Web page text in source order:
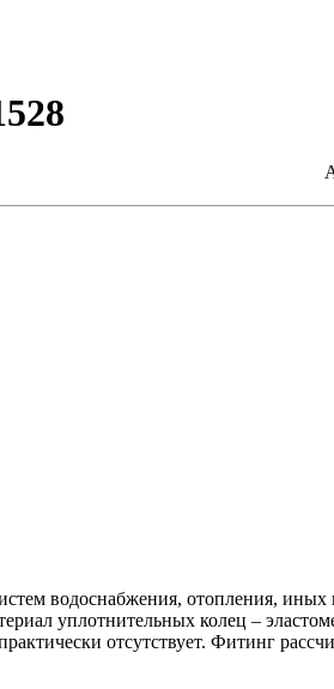
водоснабжения, отопления,
уплотнительных колец –
отсутствует. Фитинг